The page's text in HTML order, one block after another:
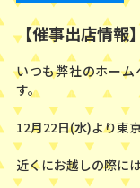
【催事出店情報
いつも弊社のホー
す。
12月22日(水)より東
近くにお越しの際に